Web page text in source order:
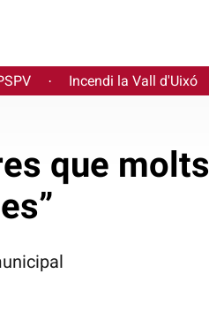
· Incendi la Vall d'Uixó
que molts